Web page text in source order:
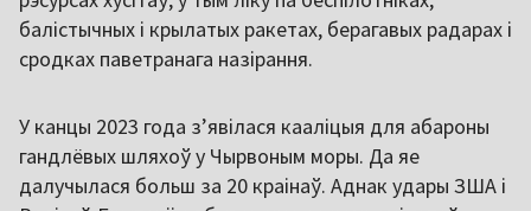
балістычных і крылатых ракетах, берагавых радарах і
сродках паветранага назірання.
У канцы 2023 года зʼявілася кааліцыя для абароны
гандлёвых шляхоў у Чырвоным моры. Да яе
далучылася больш за 20 краінаў. Аднак удары ЗША і